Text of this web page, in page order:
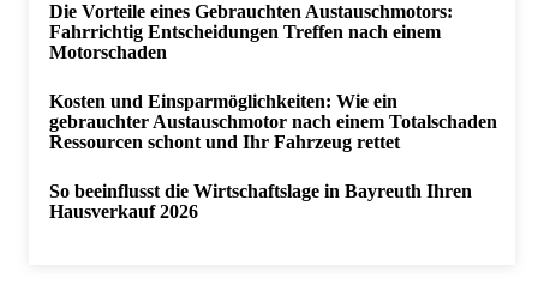
Die Vorteile eines Gebrauchten Austauschmotors:
Fahrrichtig Entscheidungen Treffen nach einem
Motorschaden
Kosten und Einsparmöglichkeiten: Wie ein
gebrauchter Austauschmotor nach einem Totalschaden
Ressourcen schont und Ihr Fahrzeug rettet
So beeinflusst die Wirtschaftslage in Bayreuth Ihren
Hausverkauf 2026